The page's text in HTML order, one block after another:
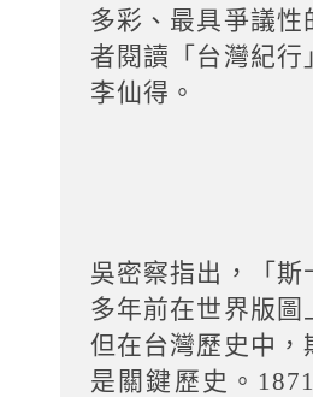
多彩、最具爭議
者閱讀「台灣紀
李仙得。
吳密察指出，「
多年前在世界版
但在台灣歷史中
是關鍵歷史。